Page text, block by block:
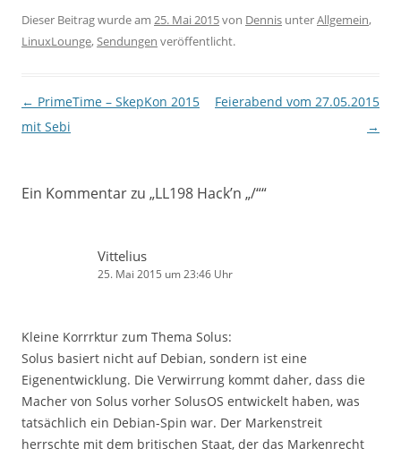
Dieser Beitrag wurde am 25. Mai 2015von Dennis unterAllgemein,
LinuxLounge,Sendungen veröffentlicht.
Beitragsnavigation
← PrimeTime – SkepKon 2015
mit Sebi
Feierabend vom 27.05.2015
→
Ein Kommentar zu „LL198 Hack’n „/““
Vittelius
25. Mai 2015 um 23:46 Uhr
Kleine Korrrktur zum Thema Solus:
Solus basiert nicht auf Debian, sondern ist eine
Eigenentwicklung. Die Verwirrung kommt daher, dass die
Macher von Solus vorher SolusOS entwickelt haben, was
tatsächlich ein Debian-Spin war. Der Markenstreit
herrschte mit dem britischen Staat, der das Markenrecht